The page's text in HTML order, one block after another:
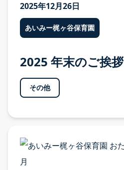
お知らせ
あいみー溝口保育園
2025年12月26日
あいみー梶ヶ谷保育園
2025 年末のご挨拶
その他